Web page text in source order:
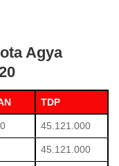
Agya
TDP
45.121.000
45.121.000